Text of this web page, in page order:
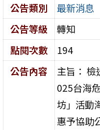
公告類別
最新消息
公告等級
轉知
點閱次數
194
公告內容
主旨：
025台海
坊」活動
惠予協助